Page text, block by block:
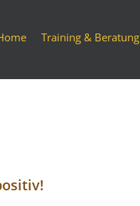
Training & Beratung